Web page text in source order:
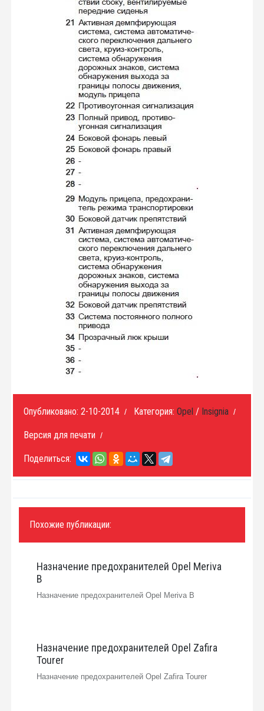
Опубликовано: 2-10-2014 / Категория: Opel / Insignia /
Версия для печати /
Поделиться:
Похожие публикации:
Назначение предохранителей Opel Meriva
B
Назначение предохранителей Opel Meriva B
Назначение предохранителей Opel Zafira
Tourer
Назначение предохранителей Opel Zafira Tourer